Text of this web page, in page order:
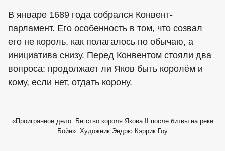
В январе 1689 года собрался Конвент-
парламент. Его особенность в том, что созвал
его не король, как полагалось по обычаю, а
инициатива снизу. Перед Конвентом стояли два
вопроса: продолжает ли Яков быть королём и
кому, если нет, отдать корону.
«Проигранное дело: Бегство короля Якова II после битвы на реке
Бойн». Художник Эндрю Кэррик Гоу